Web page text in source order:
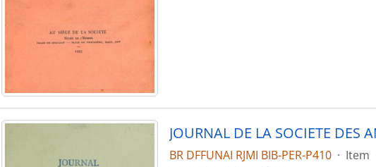
BR DFFUNAI RJMI BIB-PER-P410 · Item